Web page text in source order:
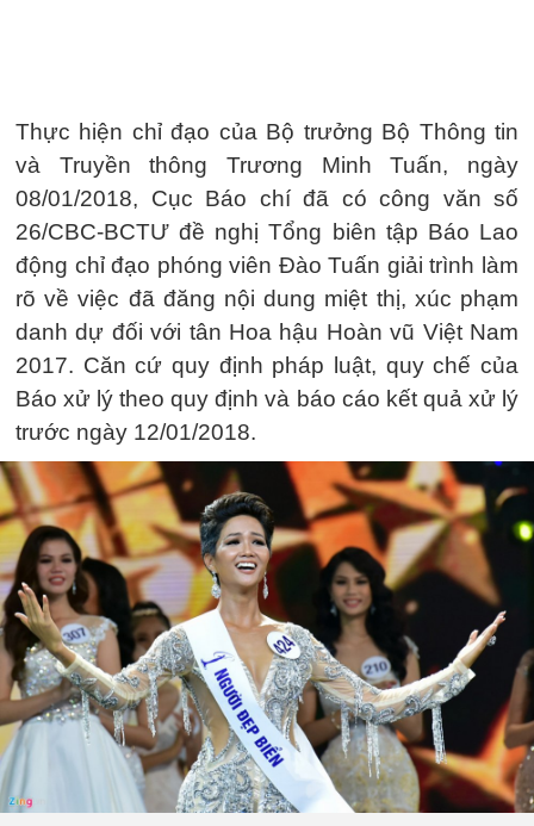
Thực hiện chỉ đạo của Bộ trưởng Bộ Thông tin
và Truyền thông Trương Minh Tuấn, ngày
08/01/2018, Cục Báo chí đã có công văn số
26/CBC-BCTƯ đề nghị Tổng biên tập Báo Lao
động chỉ đạo phóng viên Đào Tuấn giải trình làm
rõ về việc đã đăng nội dung miệt thị, xúc phạm
danh dự đối với tân Hoa hậu Hoàn vũ Việt Nam
2017. Căn cứ quy định pháp luật, quy chế của
Báo xử lý theo quy định và báo cáo kết quả xử lý
trước ngày 12/01/2018.